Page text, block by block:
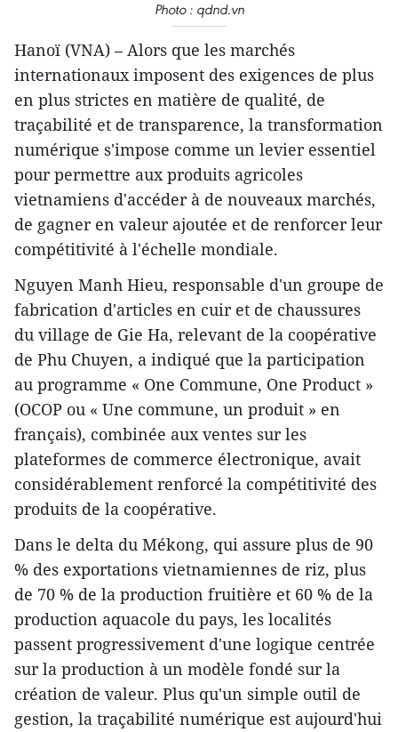
Photo : qdnd.vn
​Hanoï (VNA) – Alors que les marchés
internationaux imposent des exigences de plus
en plus strictes en matière de qualité, de
traçabilité et de transparence, la transformation
numérique s'impose comme un levier essentiel
pour permettre aux produits agricoles
vietnamiens d'accéder à de nouveaux marchés,
de gagner en valeur ajoutée et de renforcer leur
compétitivité à l'échelle mondiale.
Nguyen Manh Hieu, responsable d'un groupe de
fabrication d'articles en cuir et de chaussures
du village de Gie Ha, relevant de la coopérative
de Phu Chuyen, a indiqué que la participation
au programme « One Commune, One Product »
(OCOP ou « Une commune, un produit » en
français), combinée aux ventes sur les
plateformes de commerce électronique, avait
considérablement renforcé la compétitivité des
produits de la coopérative.
Dans le delta du Mékong, qui assure plus de 90
% des exportations vietnamiennes de riz, plus
de 70 % de la production fruitière et 60 % de la
production aquacole du pays, les localités
passent progressivement d'une logique centrée
sur la production à un modèle fondé sur la
création de valeur. Plus qu'un simple outil de
gestion, la traçabilité numérique est aujourd'hui